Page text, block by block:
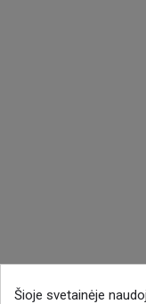
Šioje svetainėje